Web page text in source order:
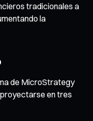
tradicionales a
la
de MicroStrategy
en tres